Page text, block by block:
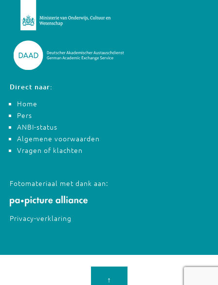
Direct naar:
Home
Pers
ANBI-status
Algemene voorwaarden
Vragen of klachten
Fotomateriaal met dank aan:
Privacy-verklaring
↑